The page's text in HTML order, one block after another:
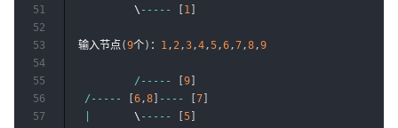
         \
-- -- - 1
输入节点(9个) ： 1, 2,3,4,5,6,7,8,9
/ -- -- - 9
/ -- -- - 6,8 -- -- 7
       \
-- -- - 5
51
52
53
54
55
56
57